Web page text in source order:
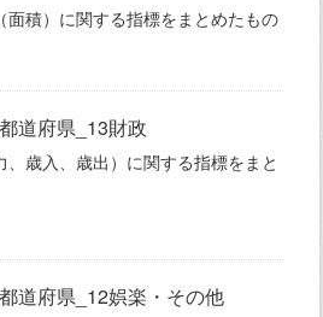
面積）に関する指標をまとめたもの
道府県_13財政
歳入、歳出）に関する指標をまと
道府県_12娯楽・その他